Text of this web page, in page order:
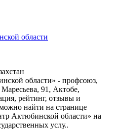
области
области» - профсоюз,
91, Актобе,
рейтинг, отзывы и
найти на странице
Актюбинской области» на
услу..